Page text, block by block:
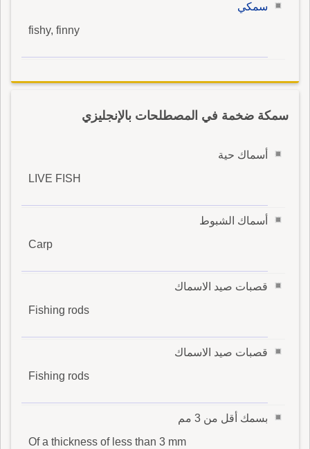
سمكي
fishy, finny
سمكة ضخمة في المصطلحات بالإنجليزي
أسماك حية
LIVE FISH
أسماك الشبوط
Carp
قصبات صيد الاسماك
Fishing rods
قصبات صيد الاسماك
Fishing rods
بسمك أقل من 3 مم
Of a thickness of less than 3 mm